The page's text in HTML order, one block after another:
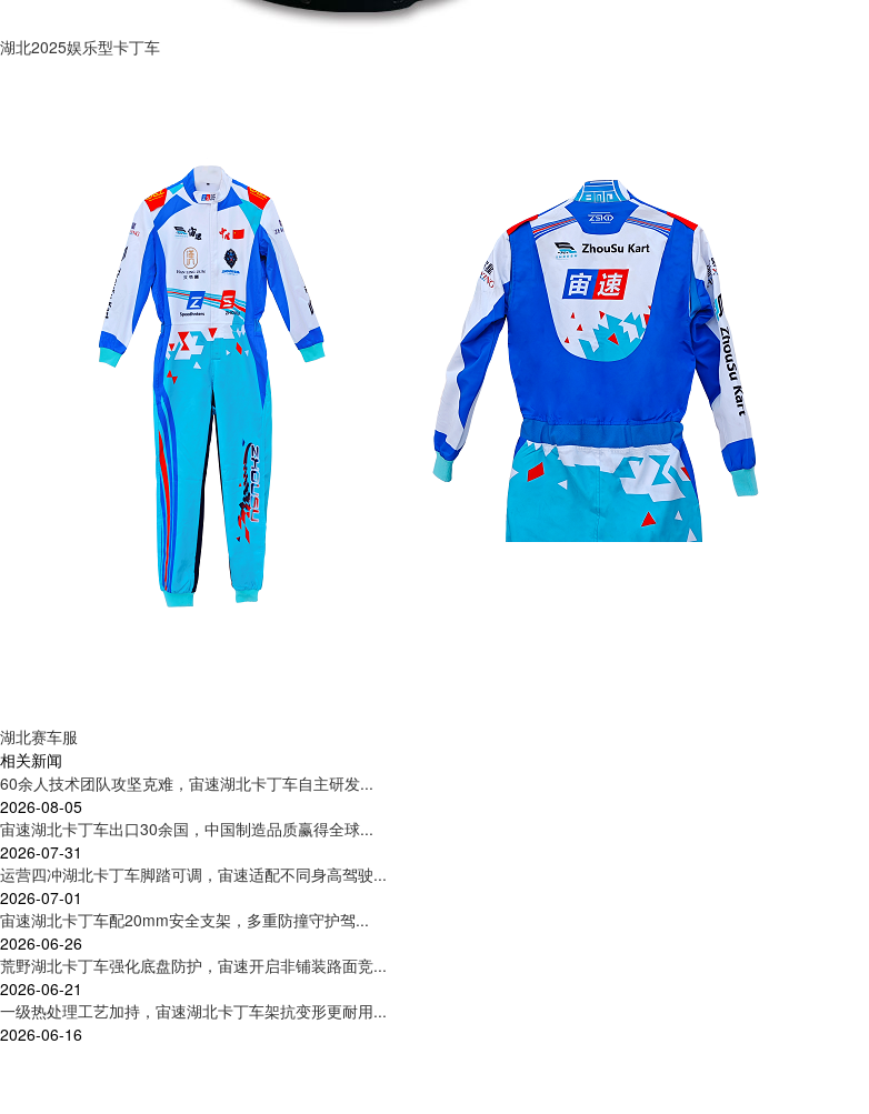
湖北2025娱乐型卡丁车
湖北赛车服
相关新闻
60余人技术团队攻坚克难，宙速湖北卡丁车自主研发...
2026-08-05
宙速湖北卡丁车出口30余国，中国制造品质赢得全球...
2026-07-31
运营四冲湖北卡丁车脚踏可调，宙速适配不同身高驾驶...
2026-07-01
宙速湖北卡丁车配20mm安全支架，多重防撞守护驾...
2026-06-26
荒野湖北卡丁车强化底盘防护，宙速开启非铺装路面竞...
2026-06-21
一级热处理工艺加持，宙速湖北卡丁车架抗变形更耐用...
2026-06-16